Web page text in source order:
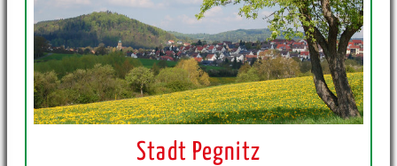
Stadt Pegnitz